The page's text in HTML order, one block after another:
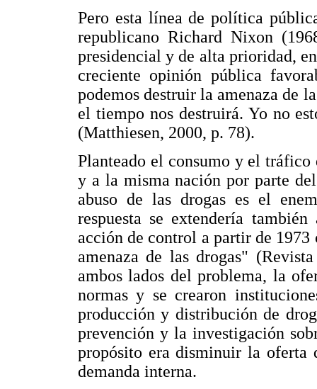
Pero esta línea de política
republicano Richard Nixon
presidencial y de alta prioridad,
creciente opinión pública
podemos destruir la amenaza de
el tiempo nos destruirá. Yo no
(Matthiesen, 2000, p. 78).
Planteado el consumo y el tráfico
y a la misma nación por parte
abuso de las drogas es el
respuesta se extendería
acción de control a partir de
amenaza de las drogas"
ambos lados del problema, la
normas y se crearon
producción y distribución de
prevención y la investigación
propósito era disminuir la oferta
demanda interna.